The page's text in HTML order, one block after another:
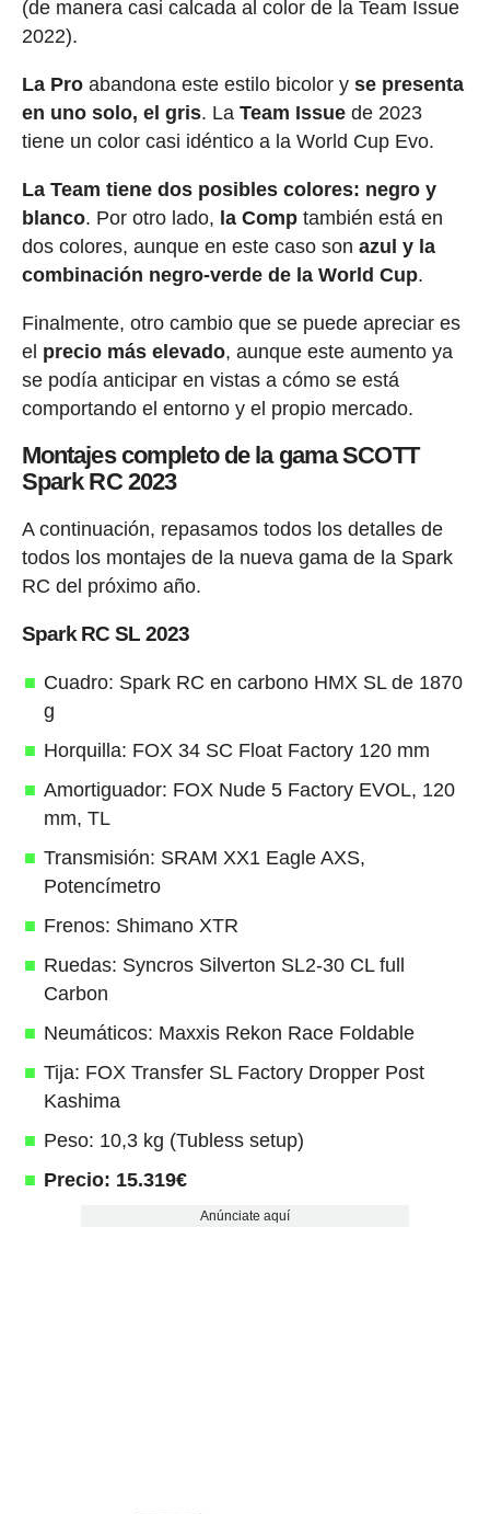
(de manera casi calcada al color de la Team Issue
2022).
La Pro abandona este estilo bicolor yse presenta
en uno solo, el gris. La Team Issuede 2023
tiene un color casi idéntico a la World Cup Evo.
La Team tiene dos posibles colores: negro y
blanco. Por otro lado, la Comptambién está en
dos colores, aunque en este caso son azul y la
combinación negro-verde de la World Cup.
Finalmente, otro cambio que se puede apreciar es
el precio más elevado, aunque este aumento ya
se podía anticipar en vistas a cómo se está
comportando el entorno y el propio mercado.
Montajes completo de la gama SCOTT
Spark RC 2023
A continuación, repasamos todos los detalles de
todos los montajes de la nueva gama de la Spark
RC del próximo año.
Spark RC SL 2023
Cuadro: Spark RC en carbono HMX SL de 1870
g
Horquilla: FOX 34 SC Float Factory 120 mm
Amortiguador: FOX Nude 5 Factory EVOL, 120
mm, TL
Transmisión: SRAM XX1 Eagle AXS,
Potencímetro
Frenos: Shimano XTR
Ruedas: Syncros Silverton SL2-30 CL full
Carbon
Neumáticos: Maxxis Rekon Race Foldable
Tija: FOX Transfer SL Factory Dropper Post
Kashima
Peso: 10,3 kg (Tubless setup)
Precio: 15.319€
Anúnciate aquí